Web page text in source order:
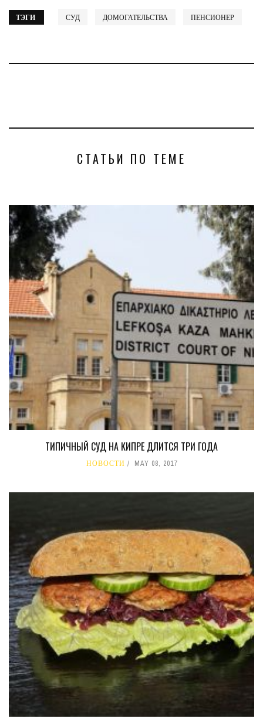
ТЭГИ СУД ДОМОГАТЕЛЬСТВА ПЕНСИОНЕР
СТАТЬИ ПО ТЕМЕ
ТИПИЧНЫЙ СУД НА КИПРЕ ДЛИТСЯ ТРИ ГОДА
НОВОСТИ MAY 08, 2017